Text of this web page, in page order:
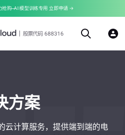
抢购--AI 模型训练专用 立即申请 →
方案
云计算服务，提供端到端的电